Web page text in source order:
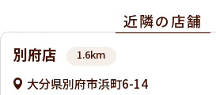
近隣の店舗
別府店
1.6km
大分県別府市浜町6-14